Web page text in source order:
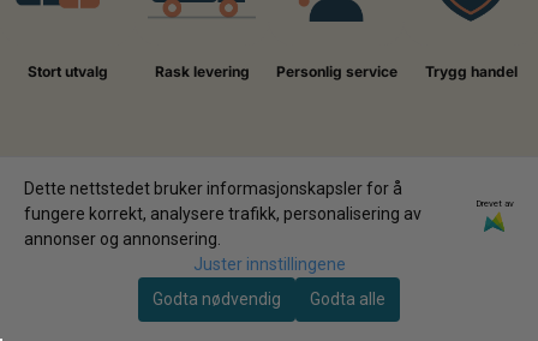
Stort utvalg Rask levering Personlig service Trygg handel
Dette nettstedet bruker informasjonskapsler for å
fungere korrekt, analysere trafikk, personalisering av
annonser og annonsering.
Drevet av
Juster innstillingene
Godta nødvendig
Godta alle